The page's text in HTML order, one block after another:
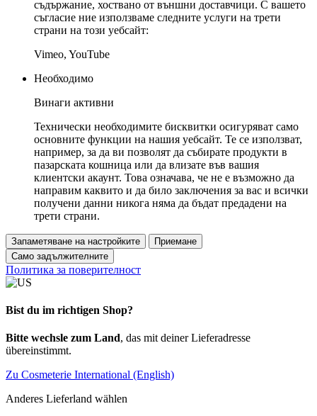
съдържание, хоствано от външни доставчици. С вашето
съгласие ние използваме следните услуги на трети
страни на този уебсайт:
Vimeo, YouTube
Необходимо
Винаги активни
Технически необходимите бисквитки осигуряват само
основните функции на нашия уебсайт. Те се използват,
например, за да ви позволят да събирате продукти в
пазарската кошница или да влизате във вашия
клиентски акаунт. Това означава, че не е възможно да
направим каквито и да било заключения за вас и всички
получени данни никога няма да бъдат предадени на
трети страни.
Запаметяване на настройките
Приемане
Само задължителните
Политика за поверителност
Bist du im richtigen Shop?
Bitte wechsle zum Land, das mit deiner Lieferadresse
übereinstimmt.
Zu Cosmeterie International (English)
Anderes Lieferland wählen